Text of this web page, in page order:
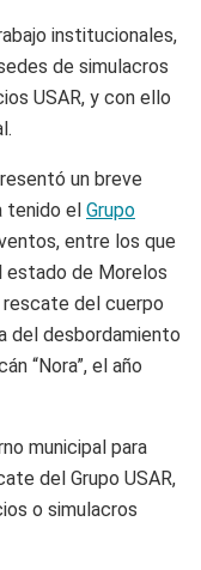
institucionales,
de simulacros
USAR, y con ello
un breve
tenido el Grupo
entre los que
estado de Morelos
del cuerpo
del desbordamiento
“Nora”, el año
municipal para
del Grupo USAR,
o simulacros